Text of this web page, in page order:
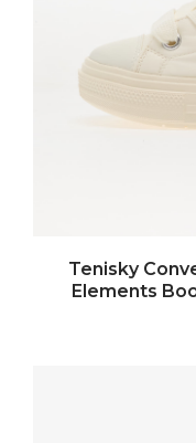
Tenisky
Elements